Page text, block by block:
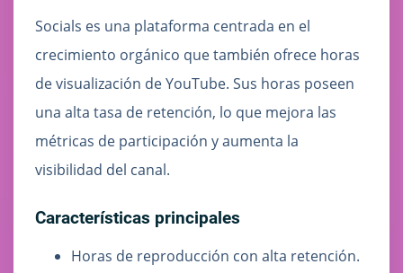
Socials es una plataforma centrada en el
crecimiento orgánico que también ofrece horas
de visualización de YouTube. Sus horas poseen
una alta tasa de retención, lo que mejora las
métricas de participación y aumenta la
visibilidad del canal.
Características principales
Horas de reproducción con alta retención.